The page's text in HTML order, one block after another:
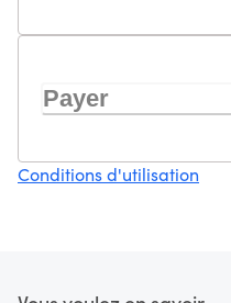
Payer
Conditions d'utilisation